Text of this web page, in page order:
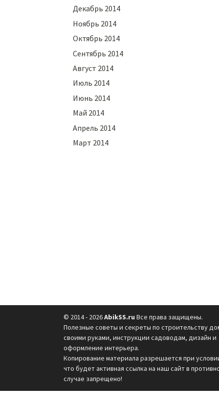
Декабрь 2014
Ноябрь 2014
Октябрь 2014
Сентябрь 2014
Август 2014
Июль 2014
Июнь 2014
Май 2014
Апрель 2014
Март 2014
© 2014 - 2026AbikSS.ru Все права защищены.
Полезные советы и секреты по строительству
своими руками, инструкции садоводам, дизайн и
оформление интерьера.
Копирование материала разрешается при
что будет активная ссылка на наш сайт в
случае запрещено!